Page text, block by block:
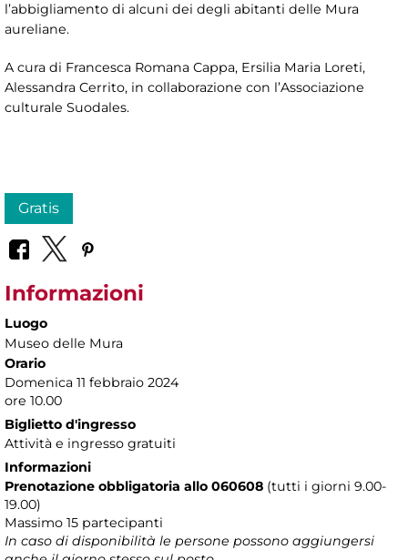
l’abbigliamento di alcuni dei degli abitanti delle Mura
aureliane.
A cura di Francesca Romana Cappa, Ersilia Maria Loreti,
Alessandra Cerrito, in collaborazione con l’Associazione
culturale Suodales.
Gratis
Informazioni
Luogo
Museo delle Mura
Orario
Domenica 11 febbraio 2024
ore 10.00
Biglietto d'ingresso
Attività e ingresso gratuiti
Informazioni
Prenotazione obbligatoria allo 060608 (tutti i giorni 9.00-
19.00)
Massimo 15 partecipanti
In caso di disponibilità le persone possono aggiungersi